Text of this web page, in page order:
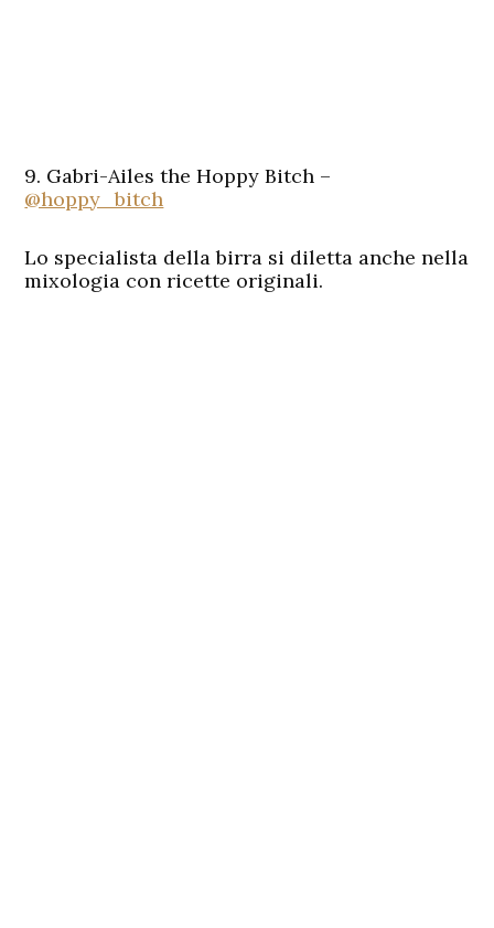
9. Gabri-Ailes the Hoppy Bitch –
@hoppy_bitch
Lo specialista della birra si diletta anche nella
mixologia con ricette originali.